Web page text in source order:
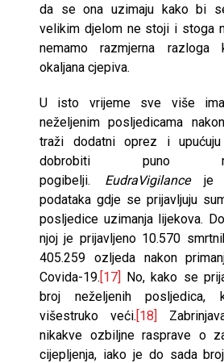
da se ona uzimaju kako bi
velikim djelom ne stoji i stoga
nemamo razmjerna razloga
okaljana cjepiva.
U isto vrijeme sve više
neželjenim posljedicama
traži dodatni oprez i
dobrobiti puno
pogibelji. EudraVigilanceje
podataka gdje se prijavljuju
posljedice uzimanja lijekova.
njoj je prijavljeno 10.570
405.259 ozljeda nakon
Covida-19.[17] No, kako se
broj neželjenih posljedica,
višestruko veći.[18]
nikakve ozbiljne rasprave o
cijepljenja, iako je do sada